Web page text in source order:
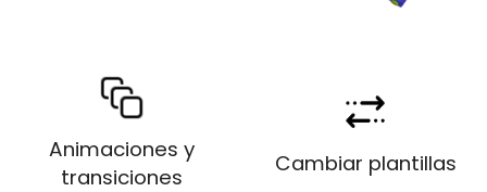
Animaciones y
transiciones
Cambiar plantillas